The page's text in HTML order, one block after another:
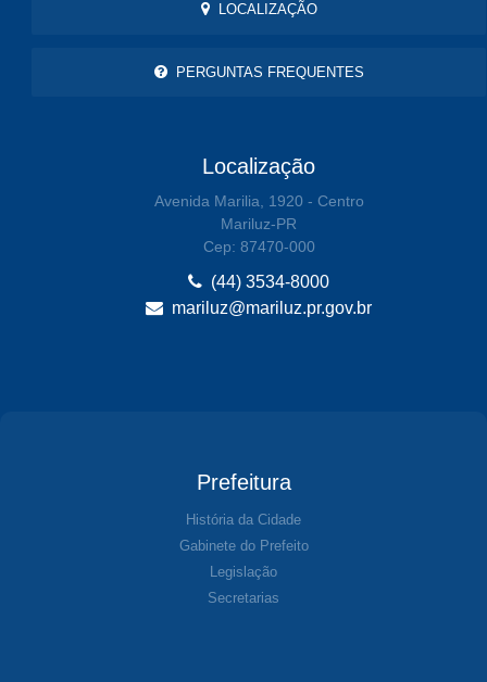
LOCALIZAÇÃO
PERGUNTAS FREQUENTES
Localização
Avenida Marilia, 1920 - Centro
Mariluz-PR
Cep: 87470-000
(44) 3534-8000
mariluz@mariluz.pr.gov.br
Prefeitura
História da Cidade
Gabinete do Prefeito
Legislação
Secretarias